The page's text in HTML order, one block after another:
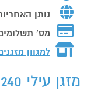
נותן
מס'
למגוון
מזגן עילי ELECTRA MAX INV 240 אלקטרה אלקטרה - מידע נוסף